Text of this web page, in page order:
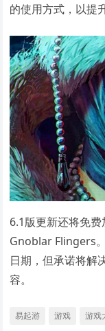
的使用方式，以提
6.1版更新还将免
Gnoblar Flingers
日期，但承诺将解
容。
易起游 游戏 游戏